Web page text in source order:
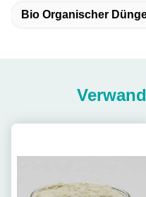
Bio Organischer